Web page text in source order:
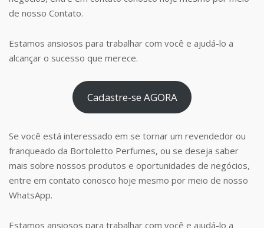
de nosso Contato.
Estamos ansiosos para trabalhar com você e ajudá-lo a
alcançar o sucesso que merece.
Cadastre-se AGORA
Se você está interessado em se tornar um revendedor ou
franqueado da Bortoletto Perfumes, ou se deseja saber
mais sobre nossos produtos e oportunidades de negócios,
entre em contato conosco hoje mesmo por meio de nosso
WhatsApp.
Estamos ansiosos para trabalhar com você e ajudá-lo a